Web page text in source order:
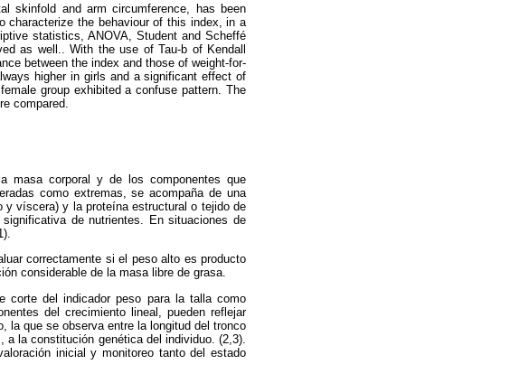
skinfold and arm circumference, has been
characterize the behaviour of this index, in a
statistics, ANOVA, Student and Scheffé
as well.. With the use of Tau-b of Kendall
between the index and those of weight-for-
higher in girls and a significant effect of
group exhibited a confuse pattern. The
compared.
masa corporal y de los componentes que
como extremas, se acompaña de una
y víscera) y la proteína estructural o tejido de
de nutrientes. En situaciones de
correctamente si el peso alto es producto
considerable de la masa libre de grasa.
corte del indicador peso para la talla como
del crecimiento lineal, pueden reflejar
la que se observa entre la longitud del tronco
la constitución genética del individuo. (2,3).
inicial y monitoreo tanto del estado